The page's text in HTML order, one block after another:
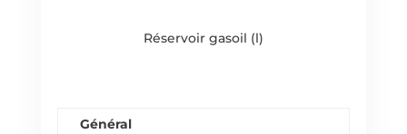
Réservoir gasoil (l)
Général